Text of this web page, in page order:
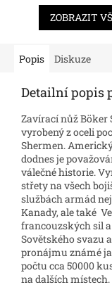
ZOBRAZIT
Popis Diskuze
Detailní popis
Zavírací nůž Böker
vyrobený z oceli
Shermen.
dodnes je
válečné historie.
střety na všech
službách armád
Kanady, ale také
francouzských sil a
Sovětského svazu
pronájmu známé
počtu cca 50000
na dalších místech.